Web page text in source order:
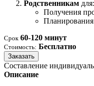
Родственникам для:
Получения
Срок 60-120 минут
Стоимость: Бесплатно
Заказать
Составление
Описание